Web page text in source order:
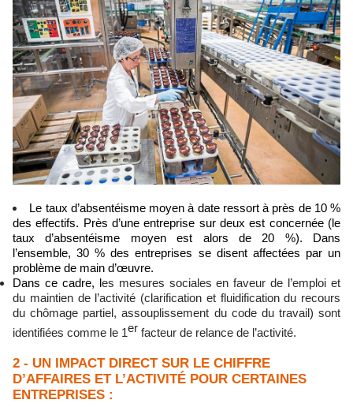
Le taux d’absentéisme moyen à date ressort à près de 10 %
des effectifs. Près d’une entreprise sur deux est concernée (le
taux d’absentéisme moyen est alors de 20 %). Dans
l’ensemble, 30 % des entreprises se disent affectées par un
problème de main d’œuvre.
Dans ce cadre, les mesures sociales en faveur de l’emploi et
du maintien de l’activité (clarification et fluidification du recours
du chômage partiel, assouplissement du code du travail) sont
identifiées comme le 1er facteur de relance de l’activité.
2 - UN IMPACT DIRECT SUR LE CHIFFRE
D’AFFAIRES ET L’ACTIVITÉ POUR CERTAINES
ENTREPRISES :